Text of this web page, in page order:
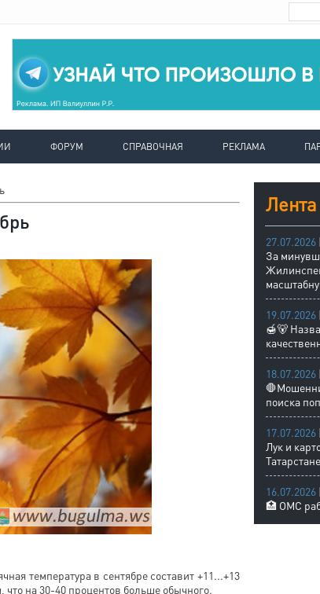
ФОРУМ СПРАВОЧНАЯ РЕКЛАМА
температура в сентябре составит +11...+13
на 30-40 процентов больше обычного.
Лента
27.07.2026
За
19.07.2026
🍯🐻
18.07.2026
поиска
17.07.2026
Лук и
16.07.2026
🏥 ОМС